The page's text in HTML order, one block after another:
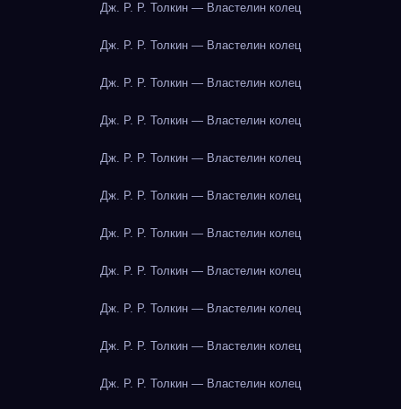
Дж. Р. Р. Толкин — Властелин колец
Дж. Р. Р. Толкин — Властелин колец
Дж. Р. Р. Толкин — Властелин колец
Дж. Р. Р. Толкин — Властелин колец
Дж. Р. Р. Толкин — Властелин колец
Дж. Р. Р. Толкин — Властелин колец
Дж. Р. Р. Толкин — Властелин колец
Дж. Р. Р. Толкин — Властелин колец
Дж. Р. Р. Толкин — Властелин колец
Дж. Р. Р. Толкин — Властелин колец
Дж. Р. Р. Толкин — Властелин колец